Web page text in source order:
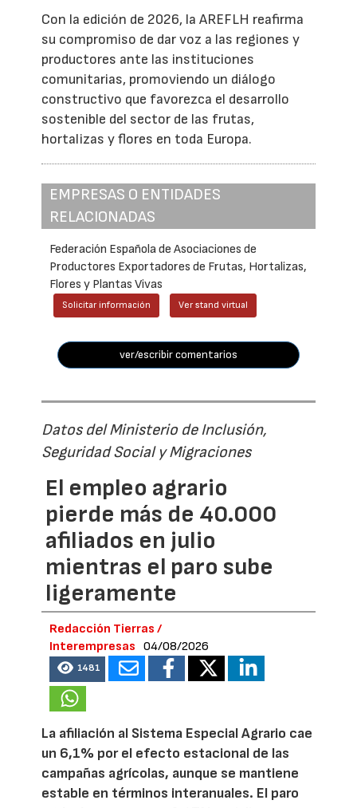
Con la edición de 2026, la AREFLH reafirma
su compromiso de dar voz a las regiones y
productores ante las instituciones
comunitarias, promoviendo un diálogo
constructivo que favorezca el desarrollo
sostenible del sector de las frutas,
hortalizas y flores en toda Europa.
EMPRESAS O ENTIDADES
RELACIONADAS
Federación Española de Asociaciones de
Productores Exportadores de Frutas, Hortalizas,
Flores y Plantas Vivas
Solicitar información Ver stand virtual
ver/escribir comentarios
Datos del Ministerio de Inclusión,
Seguridad Social y Migraciones
El empleo agrario
pierde más de 40.000
afiliados en julio
mientras el paro sube
ligeramente
Redacción Tierras /
Interempresas
04/08/2026
1481
La afiliación al Sistema Especial Agrario cae
un 6,1% por el efecto estacional de las
campañas agrícolas, aunque se mantiene
estable en términos interanuales. El paro